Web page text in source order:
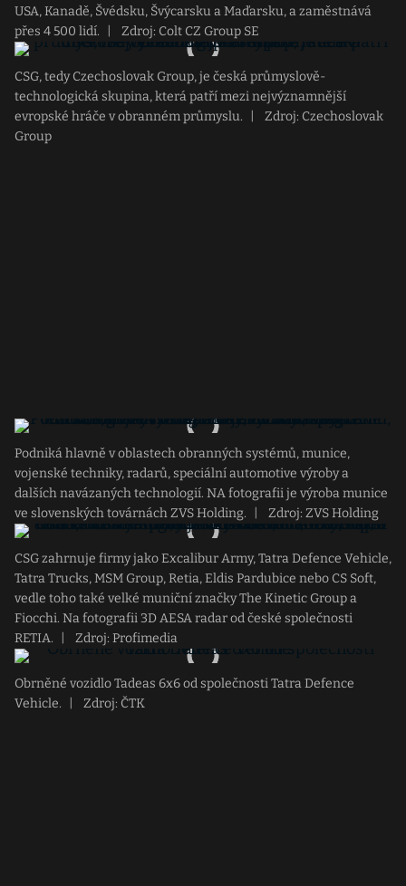
USA, Kanadě, Švédsku, Švýcarsku a Maďarsku, a zaměstnává
přes 4 500 lidí.
Zdroj: Colt CZ Group SE
CSG, tedy Czechoslovak Group, je česká průmyslově-
technologická skupina, která patří mezi nejvýznamnější
evropské hráče v obranném průmyslu.
Zdroj: Czechoslovak
Group
Podniká hlavně v oblastech obranných systémů, munice,
vojenské techniky, radarů, speciální automotive výroby a
dalších navázaných technologií. NA fotografii je výroba munice
ve slovenských továrnách ZVS Holding.
Zdroj: ZVS Holding
CSG zahrnuje firmy jako Excalibur Army, Tatra Defence Vehicle,
Tatra Trucks, MSM Group, Retia, Eldis Pardubice nebo CS Soft,
vedle toho také velké muniční značky The Kinetic Group a
Fiocchi. Na fotografii 3D AESA radar od české společnosti
RETIA.
Zdroj: Profimedia
Obrněné vozidlo Tadeas 6x6 od společnosti Tatra Defence
Vehicle.
Zdroj: ČTK